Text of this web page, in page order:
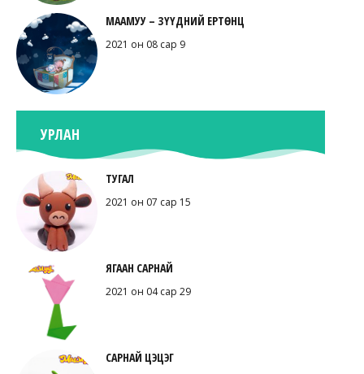
МААМУУ – ЗҮҮДНИЙ ЕРТӨНЦ
2021 он 08 сар 9
УРЛАН
ТУГАЛ
2021 он 07 сар 15
ЯГААН САРНАЙ
2021 он 04 сар 29
САРНАЙ ЦЭЦЭГ